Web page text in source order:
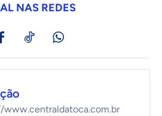
NAS REDES
www.centraldatoca.com.br